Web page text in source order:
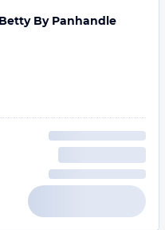
By Panhandle